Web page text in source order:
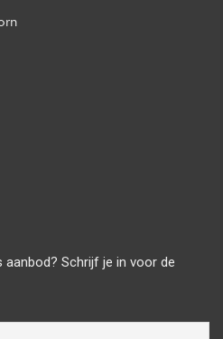
aanbod? Schrijf je in voor de